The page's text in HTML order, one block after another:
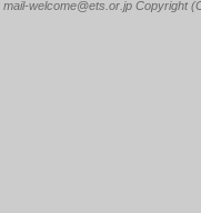
welcome@ets.or.jp Copyright